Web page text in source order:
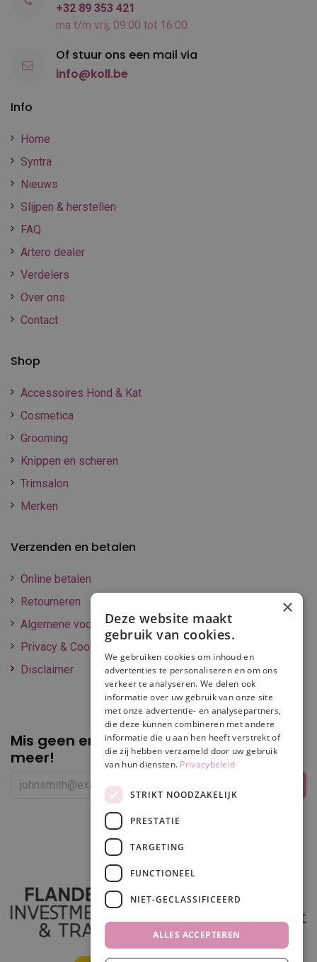
Info
Home
Syntra
Nieuws
Slijpen & herstellen
FAQ
Artero dealer
Verdelers
Over ons
Contact
Shop
Accessoires Hond & Kat
Cosmetica
Grooming
Knippen en scheren
Trimsalon
Merken
Verzenden en betalen
Online betalen
Retourneren
Algemene voorwaarden
Privacy & Cookie policy
Disclaimer
Mis geen enkelepromotie of korting
meer!
+32 89 353 421
ma t/m vrij, 09:00 tot 16:00
Of stuur ons een mail via
info@koll.be
×
Deze website maakt
gebruik van cookies.
We gebruiken cookies om inhoud en
advertenties te personaliseren en om ons
verkeer te analyseren. We delen ook
informatie over uw gebruik van onze site
met onze advertentie- en analysepartners,
die deze kunnen combineren met andere
informatie die u aan hen heeft verstrekt of
die zij hebben verzameld door uw gebruik
van hun diensten. Privacybeleid
STRIKT NOODZAKELIJK
PRESTATIE
TARGETING
FUNCTIONEEL
NIET-GECLASSIFICEERD
ALLES ACCEPTEREN